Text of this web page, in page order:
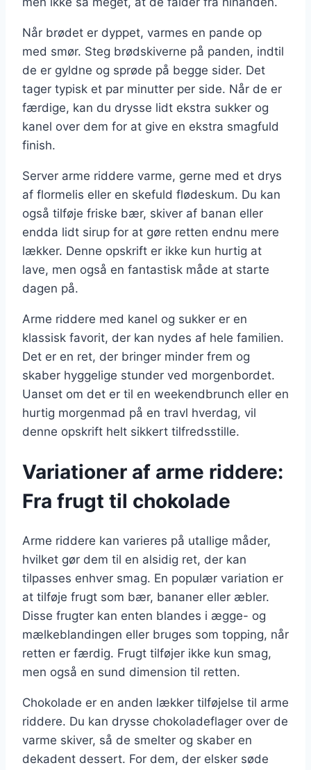
Når brødet er dyppet, varmes en pande op
med smør. Steg brødskiverne på panden, indtil
de er gyldne og sprøde på begge sider. Det
tager typisk et par minutter per side. Når de er
færdige, kan du drysse lidt ekstra sukker og
kanel over dem for at give en ekstra smagfuld
finish.
Server arme riddere varme, gerne med et drys
af flormelis eller en skefuld flødeskum. Du kan
også tilføje friske bær, skiver af banan eller
endda lidt sirup for at gøre retten endnu mere
lækker. Denne opskrift er ikke kun hurtig at
lave, men også en fantastisk måde at starte
dagen på.
Arme riddere med kanel og sukker er en
klassisk favorit, der kan nydes af hele familien.
Det er en ret, der bringer minder frem og
skaber hyggelige stunder ved morgenbordet.
Uanset om det er til en weekendbrunch eller en
hurtig morgenmad på en travl hverdag, vil
denne opskrift helt sikkert tilfredsstille.
Variationer af arme riddere:
Fra frugt til chokolade
Arme riddere kan varieres på utallige måder,
hvilket gør dem til en alsidig ret, der kan
tilpasses enhver smag. En populær variation er
at tilføje frugt som bær, bananer eller æbler.
Disse frugter kan enten blandes i ægge- og
mælkeblandingen eller bruges som topping, når
retten er færdig. Frugt tilføjer ikke kun smag,
men også en sund dimension til retten.
Chokolade er en anden lækker tilføjelse til arme
riddere. Du kan drysse chokoladeflager over de
varme skiver, så de smelter og skaber en
dekadent dessert. For dem, der elsker søde